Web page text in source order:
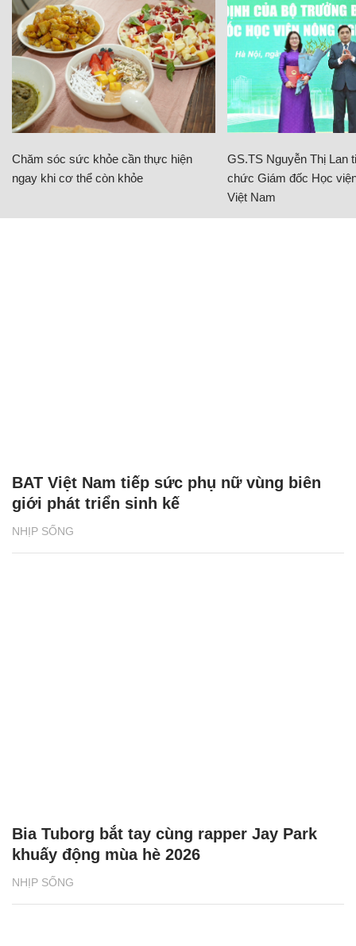
Chăm sóc sức khỏe cần thực hiện
ngay khi cơ thể còn khỏe
GS.TS Nguyễn Thị Lan
chức Giám đốc Học
Việt Nam
NHỊP SỐNG
BAT Việt Nam tiếp sức phụ nữ vùng biên
giới phát triển sinh kế
NHỊP SỐNG
Bia Tuborg bắt tay cùng rapper Jay Park
khuấy động mùa hè 2026